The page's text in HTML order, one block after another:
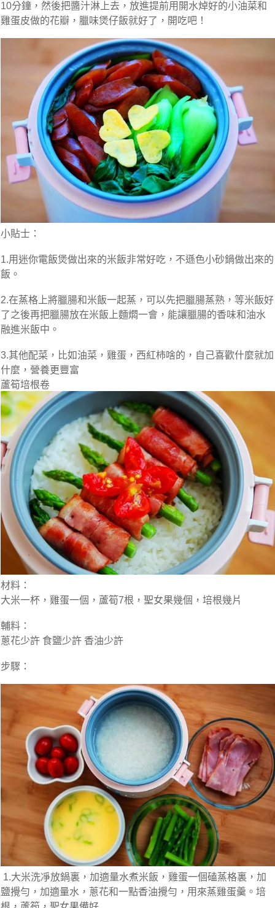
10分鐘，然後把醬汁淋上去，放進提前用開水焯好的小油菜和
雞蛋皮做的花瓣，臘味煲仔飯就好了，開吃吧！
小貼士：
1.用迷你電飯煲做出來的米飯非常好吃，不遜色小砂鍋做出來的
飯。
2.在蒸格上將臘腸和米飯一起蒸，可以先把臘腸蒸熟，等米飯好
了之後再把臘腸放在米飯上麵燜一會，能讓臘腸的香味和油水
融進米飯中。
3.其他配菜，比如油菜，雞蛋，西紅柿啥的，自己喜歡什麼就加
什麼，營養更豐富
蘆筍培根卷
材料：
大米一杯，雞蛋一個，蘆筍7根，聖女果幾個，培根幾片
輔料：
蔥花少許 食鹽少許 香油少許
步驟：
1.大米洗凈放鍋裏，加適量水煮米飯，雞蛋一個磕蒸格裏，加
鹽攪勻，加適量水，蔥花和一點香油攪勻，用來蒸雞蛋羹。培